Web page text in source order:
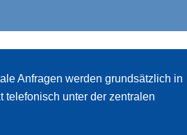
Anfragen werden grundsätzlich in
telefonisch unter der zentralen